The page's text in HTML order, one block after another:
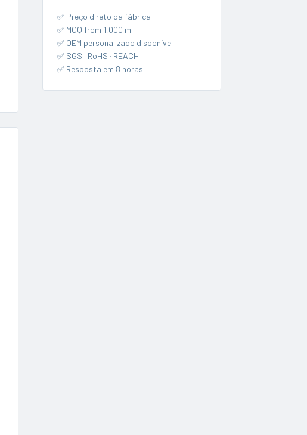
✅ Preço direto da fábrica
✅ MOQ from 1,000 m
✅ OEM personalizado disponível
✅ SGS · RoHS · REACH
✅ Resposta em 8 horas